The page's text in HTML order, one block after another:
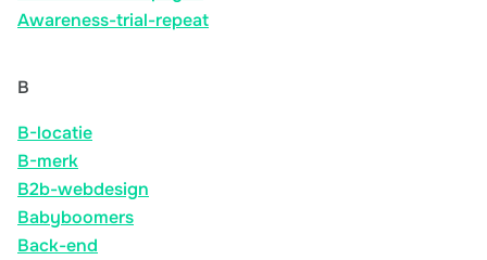
Awareness-trial-repeat
B
B-locatie
B-merk
B2b-webdesign
Babyboomers
Back-end